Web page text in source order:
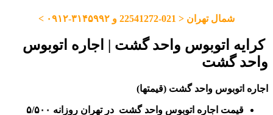
شمال تهران < 021-22541272 و ۳۱۴۵۹۹۲-۰۹۱۲ >
کرایه اتوبوس واحد گشت | اجاره اتوبوس
واحد گشت
اجاره اتوبوس واحد گشت (قیمتها)